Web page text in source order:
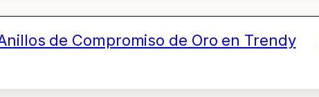
de Compromiso de Oro en Trendy